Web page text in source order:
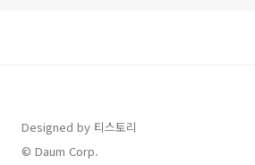
Designed by 티스토리
© Daum Corp.